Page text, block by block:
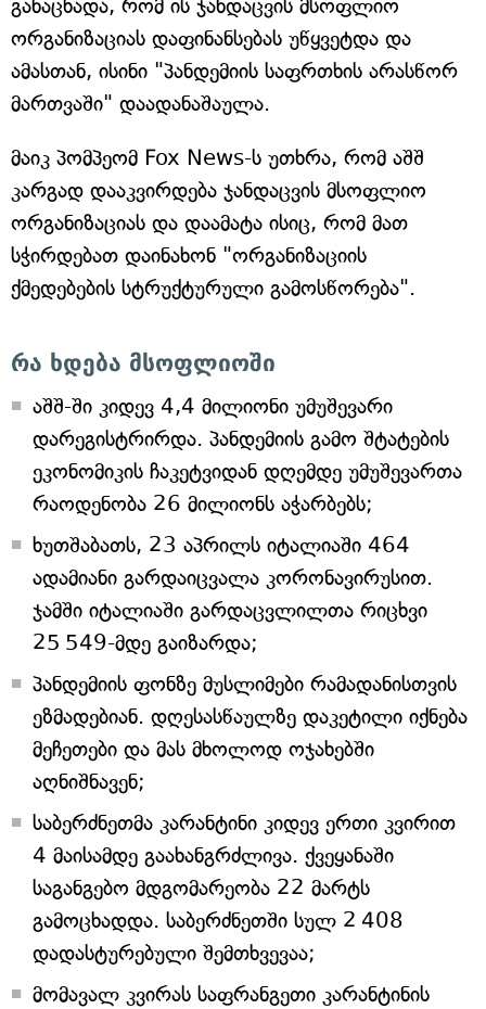
განაცხადა, რომ ის ჯანდაცვის მსოფლიო
ორგანიზაციას დაფინანსებას უწყვეტდა და
ამასთან, ისინი "პანდემიის საფრთხის არასწორ
მართვაში" დაადანაშაულა.
მაიკ პომპეომ Fox News-ს უთხრა, რომ აშშ
კარგად დააკვირდება ჯანდაცვის მსოფლიო
ორგანიზაციას და დაამატა ისიც, რომ მათ
სჭირდებათ დაინახონ "ორგანიზაციის
ქმედებების სტრუქტურული გამოსწორება".
რა ხდება მსოფლიოში
აშშ-ში კიდევ 4,4 მილიონი უმუშევარი
დარეგისტრირდა. პანდემიის გამო შტატების
ეკონომიკის ჩაკეტვიდან დღემდე უმუშევართა
რაოდენობა 26 მილიონს აჭარბებს;
ხუთშაბათს, 23 აპრილს იტალიაში 464
ადამიანი გარდაიცვალა კორონავირუსით.
ჯამში იტალიაში გარდაცვლილთა რიცხვი
25 549-მდე გაიზარდა;
პანდემიის ფონზე მუსლიმები რამადანისთვის
ეზმადებიან. დღესასწაულზე დაკეტილი იქნება
მეჩეთები და მას მხოლოდ ოჯახებში
აღნიშნავენ;
საბერძნეთმა კარანტინი კიდევ ერთი კვირით
4 მაისამდე გაახანგრძლივა. ქვეყანაში
საგანგებო მდგომარეობა 22 მარტს
გამოცხადდა. საბერძნეთში სულ 2 408
დადასტურებული შემთხვევაა;
მომავალ კვირას საფრანგეთი კარანტინის